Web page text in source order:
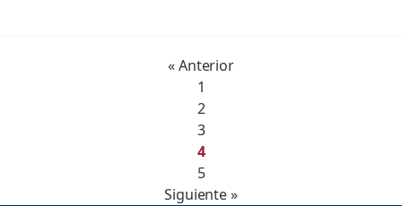
« Anterior
1
2
3
4
5
Siguiente »